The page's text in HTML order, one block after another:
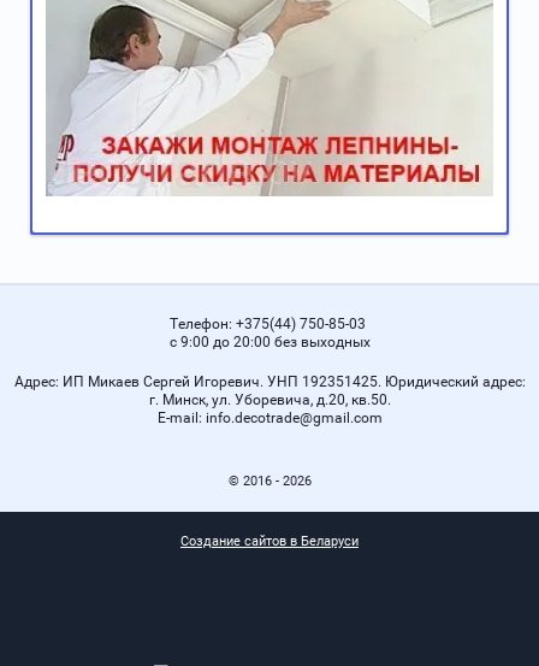
Телефон: +375(44) 750-85-03
с 9:00 до 20:00 без выходных
Адрес: ИП Микаев Сергей Игоревич. УНП 192351425. Юридический адрес:
г. Минск, ул. Уборевича, д.20, кв.50.
Е-mail: info.decotrade@gmail.com
© 2016 - 2026
Создание сайтов в Беларуси